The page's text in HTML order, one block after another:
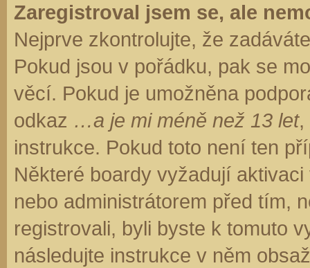
Zaregistroval jsem se, ale
Nejprve zkontrolujte, že
Pokud jsou v pořádku, pak se
věcí. Pokud je umožněna
odkaz …a je mi méně než 13 let,
instrukce. Pokud toto není ten
Některé boardy vyžadují
nebo administrátorem před tím,
registrovali, byli byste k tomuto
následujte instrukce v něm